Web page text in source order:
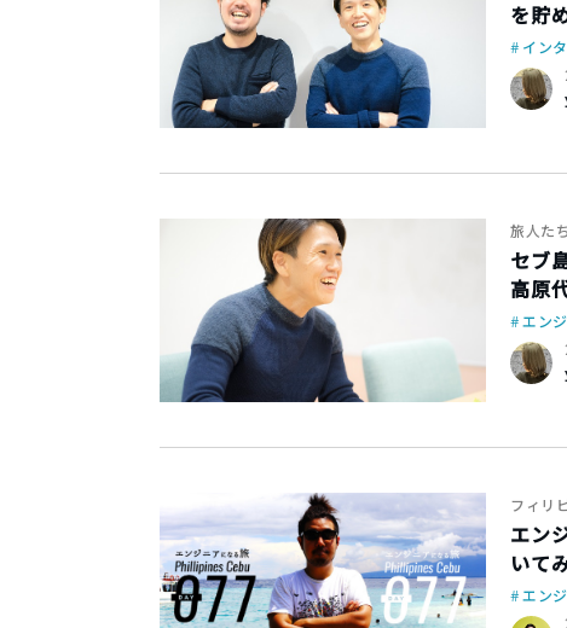
を貯
イン
旅人た
セブ
高原
エン
フィリ
エン
いて
エン